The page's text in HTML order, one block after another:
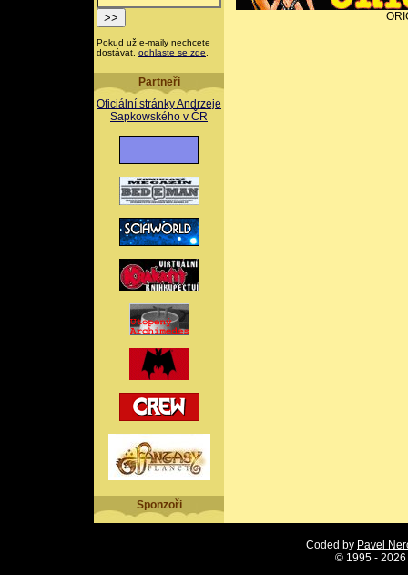
Pokud už e-maily nechcete
dostávat, odhlaste se zde
Partneři
Oficiální stránky Andrzeje
Sapkowského v ČR
Sponzoři
Coded by Pavel
© 1995 -